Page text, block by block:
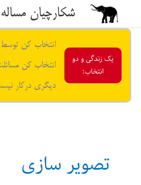
محتوا
شکارچیان مساله
یک زندگی و دو
انتخاب:
انتخاب کن
انتخاب کن
دیگری درکار
تصویر سازی